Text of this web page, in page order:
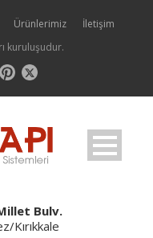
Ürünlerimiz
İletişim
kuruluşudur.
Bulv.
Kırıkkale